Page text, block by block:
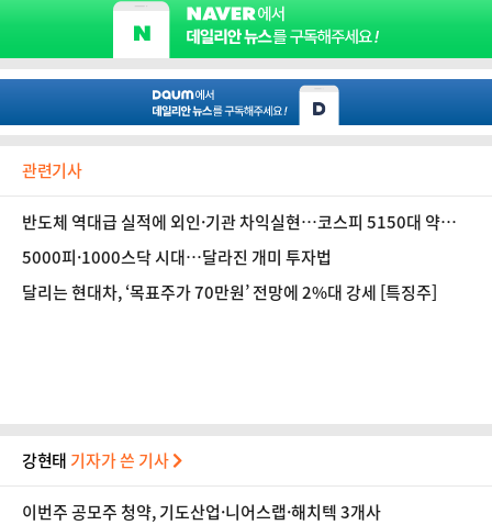
관련기사
반도체 역대급 실적에 외인·기관 차익실현…코스피 5150대 약보
합 출발 [시황]
5000피·1000스닥 시대…달라진 개미 투자법
달리는 현대차, ‘목표주가 70만원’ 전망에 2%대 강세 [특징주]
강현태 기자가 쓴 기사
이번주 공모주 청약, 기도산업·니어스랩·해치텍 3개사